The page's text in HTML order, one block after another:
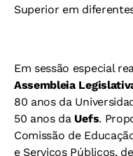
Superior em
Em sessão especial
Assembleia
80 anos da
50 anos da Uefs.
Comissão de
e Serviços Públicos,